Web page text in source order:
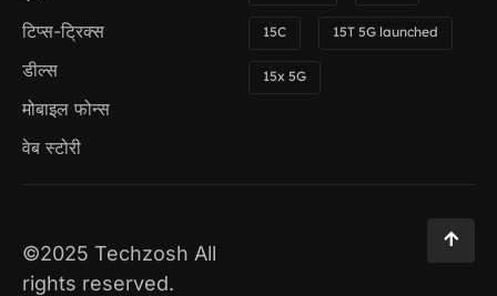
टिप्स-ट्रिक्स
डील्स
मोबाइल फोन्स
वेब स्टोरी
15C 15T 5G launched
15x 5G
©2025 Techzosh All
rights reserved.